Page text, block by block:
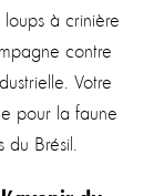
à crinière
contre
Votre
pour la faune
du Brésil.